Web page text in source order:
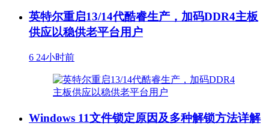
英特尔重启13/14代酷睿生产，加码DDR4主板
供应以稳供老平台用户
6 24小时前
Windows 11文件锁定原因及多种解锁方法详解